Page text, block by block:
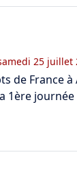
25 juillet
de France
1ère journée